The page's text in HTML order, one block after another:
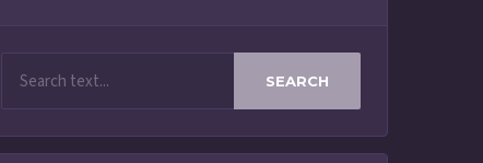
SEARCH